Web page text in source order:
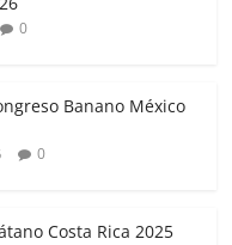
0
Banano México
0
Costa Rica 2025